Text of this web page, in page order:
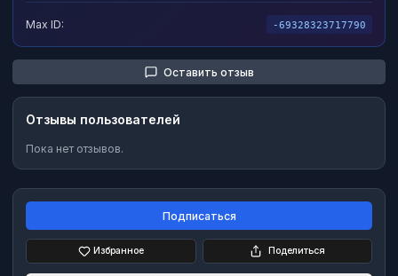
Max ID: -69328323717790
Оставить отзыв
Отзывы пользователей
Пока нет отзывов.
Подписаться
Избранное Поделиться